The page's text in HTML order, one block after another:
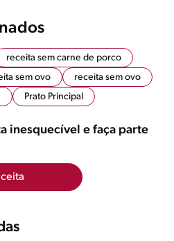
receita sem carne de porco
sem ovo
receita sem ovo
Prato Principal
inesquecível e faça parte